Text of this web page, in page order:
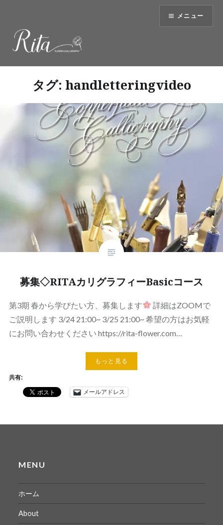
へ
メニュー
タグ: handletteringvideo
募集◇RITAカリグラフィーBasicコース
第3期 春から学びたい方、募集します
詳細はZOOMで
ご説明します 3/24 21:00~ 3/25 21:00~ 希望の方はお気軽
にお問い合わせください https://rita-flower.com…
もっと見る
共有:
メールアドレス
MENU
ホーム
About